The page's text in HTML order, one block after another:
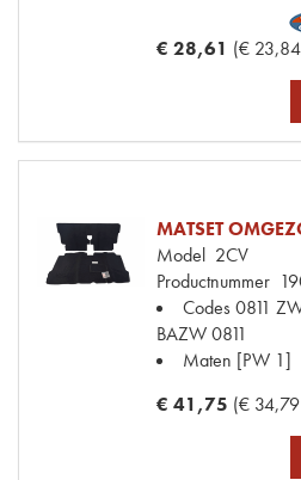
€ 28,61 (€
MATSET
Model 2CV
Productnummer
Codes0811
BAZW 0811
Maten [PW 1]
€ 41,75 (€